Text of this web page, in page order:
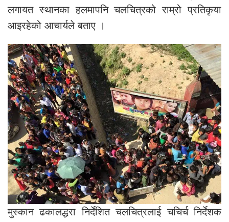
लगायत स्थानका हलमापनि चलचित्रको राम्रो प्रतिकृया
आइरहेको आचार्यले बताए ।
मुस्कान ढकालद्धरा निर्देशित चलचित्रलाई चचिर्च निर्देशक